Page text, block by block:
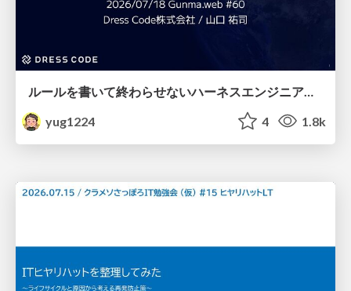
yug1224
4 1.8k